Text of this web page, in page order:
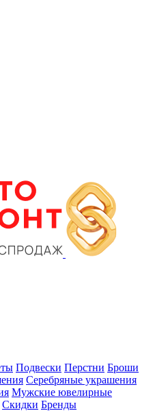
Подвески Перстни Броши
Серебряные украшения
Мужские ювелирные
Скидки Бренды